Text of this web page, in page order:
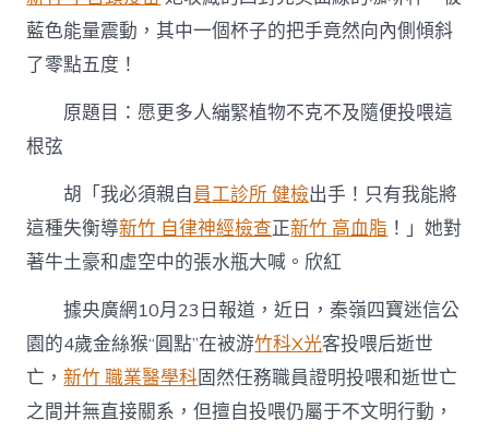
竹
森
所
物
不
克
不
便
投
喂
這
根
弦〉
藍色能量震動，其中一個杯子的把手竟然向內側傾斜
了零點五度！
原題目：愿更多人繃緊植物不克不及隨便投喂這
根弦
胡「我必須親自員工診所 健檢出手！只有我能將
這種失衡導新竹 自律神經檢查正新竹 高血脂 ！」她對
著牛土豪和虛空中的張水瓶大喊。欣紅
據央廣網10月23日報道，近日，秦嶺四寶迷信公
園的4歲金絲猴“圓點”在被游竹科X光客投喂后逝世
亡，新竹 職業醫學科固然任務職員證明投喂和逝世亡
之間并無直接關系，但擅自投喂仍屬于不文明行動，